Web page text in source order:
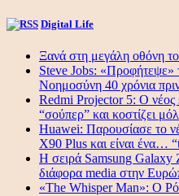
Digital Life
Ξανά στη μεγάλη οθόνη
Steve Jobs: «Προφήτεψε»
Νοημοσύνη 40 χρόνια
Redmi Projector 5: Ο νέος
“σούπερ” και κοστίζει
Huawei: Παρουσίασε το
X90 Plus και είναι ένα…
Η σειρά Samsung Galaxy
διάφορα media στην
«The Whisper Man»: Ο